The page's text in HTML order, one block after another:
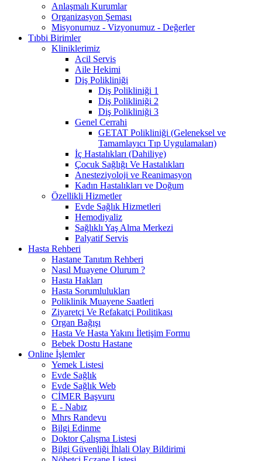
Anlaşmalı Kurumlar
Organizasyon Şeması
Misyonumuz - Vizyonumuz - Değerler
Tıbbi Birimler
Kliniklerimiz
Acil Servis
Aile Hekimi
Diş Polikliniği
Diş Polikliniği 1
Diş Polikliniği 2
Diş Polikliniği 3
Genel Cerrahi
GETAT Polikliniği (Geleneksel ve
Tamamlayıcı Tıp Uygulamaları)
İç Hastalıkları (Dahiliye)
Çocuk Sağlığı Ve Hastalıkları
Anesteziyoloji ve Reanimasyon
Kadın Hastalıkları ve Doğum
Özellikli Hizmetler
Evde Sağlık Hizmetleri
Hemodiyaliz
Sağlıklı Yaş Alma Merkezi
Palyatif Servis
Hasta Rehberi
Hastane Tanıtım Rehberi
Nasıl Muayene Olurum ?
Hasta Hakları
Hasta Sorumlulukları
Poliklinik Muayene Saatleri
Ziyaretçi Ve Refakatçi Poılitikası
Organ Bağışı
Hasta Ve Hasta Yakını İletişim Formu
Bebek Dostu Hastane
Online İşlemler
Yemek Listesi
Evde Sağlık
Evde Sağlık Web
CİMER Başvuru
E - Nabız
Mhrs Randevu
Bilgi Edinme
Doktor Çalışma Listesi
Bilgi Güvenliği İhlali Olay Bildirimi